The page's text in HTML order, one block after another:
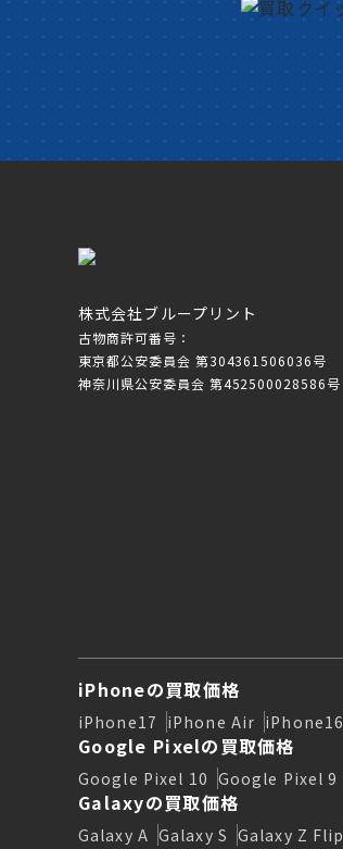
株式会社ブループリント
古物商許可番号：
東京都公安委員会 第304361506036号
神奈川県公安委員会 第452500028586号
iPhoneの買取価格
iPhone17 iPhone Air iPhone16
Google Pixelの買取価格
Google Pixel 10 Google Pixel 9
Galaxyの買取価格
Galaxy A Galaxy S Galaxy Z Flip